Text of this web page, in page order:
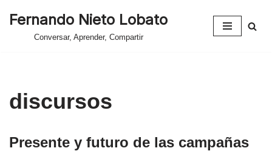
Fernando Nieto Lobato
Conversar, Aprender, Compartir
discursos
Presente y futuro de las campañas